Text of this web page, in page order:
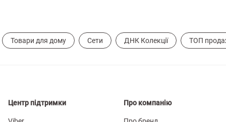
Товари для дому Сети ДНК Колекції ТОП
Центр підтримки Про компанію